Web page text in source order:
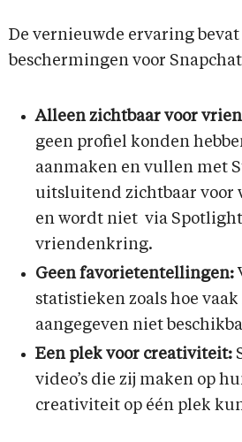
De vernieuwde ervaring
beschermingen voor
Alleen zichtbaar voor
geen profiel konden
aanmaken en vullen met
uitsluitend zichtbaar voor
en wordt niet via
vriendenkring.
Geen favorietentellingen:
statistieken zoals hoe
aangegeven niet
Een plek voor creativiteit:
video’s die zij maken op
creativiteit op één plek